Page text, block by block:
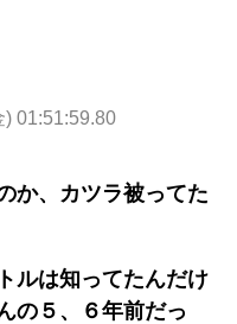
) 01:51:59.80
か、カツラ被ってた
ルは知ってたんだけ
の５、６年前だっ